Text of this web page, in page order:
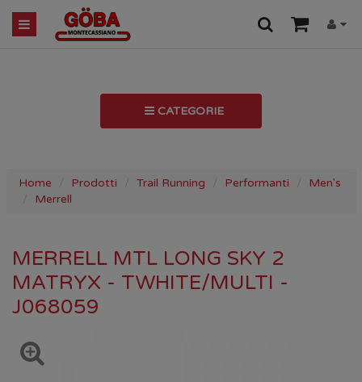
CATEGORIE
Home Prodotti Trail Running Performanti
Men's
Merrell
MERRELL MTL LONG SKY 2
MATRYX - TWHITE/MULTI -
J068059